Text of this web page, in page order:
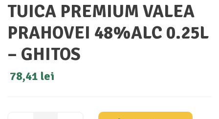
TUICA PREMIUM VALEA
PRAHOVEI 48%ALC 0.25L
– GHITOS
78,41 lei